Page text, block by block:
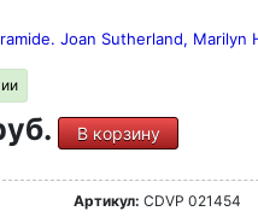
Joan Sutherland, Marilyn
В корзину
Артикул: CDVP 021454